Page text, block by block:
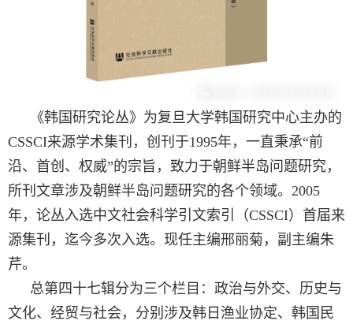
《韩国研究论丛》为复旦大学韩国研究中心主办的
CSSCI来源学术集刊，创刊于1995年，一直秉承“前
沿、首创、权威”的宗旨，致力于朝鲜半岛问题研究，
所刊文章涉及朝鲜半岛问题研究的各个领域。 2005
年，论丛入选中文社会科学引文索引（CSSCI）首届来
源集刊，迄今多次入选。现任主编邢丽菊，副主编朱
芹。
总第四十七辑分为三个栏目：政治与外交、历史与
文化、 经贸与社会 ，分别涉及韩日渔业协定、韩国民